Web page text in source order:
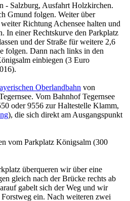
- Salzburg, Ausfahrt Holzkirchen.
Gmund folgen. Weiter über
Richtung Achensee halten und
In einer Rechtskurve den Parkplatz
und der Straße für weitere 2,6
folgen. Dann nach links in den
einbiegen (3 Euro
Oberlandbahn von
Vom Bahnhof Tegernsee
oder 9556 zur Haltestelle Klamm,
), die sich direkt am Ausgangspunkt
vom Parkplatz Königsalm (300
überqueren wir über eine
gleich nach der Brücke rechts ab
gabelt sich der Weg und wir
ein. Nach weiteren zwei